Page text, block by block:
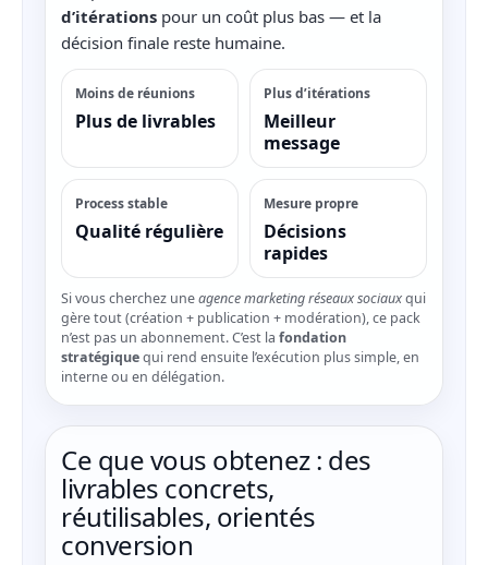
d’itérations pour un coût plus bas — et la
décision finale reste humaine.
Moins de réunions
Plus de livrables
Plus d’itérations
Meilleur
message
Process stable
Qualité régulière
Mesure propre
Décisions
rapides
Si vous cherchez uneagence marketing réseaux sociauxqui
gère tout (création + publication + modération), ce pack
n’est pas un abonnement. C’est la fondation
stratégiquequi rend ensuite l’exécution plus simple, en
interne ou en délégation.
Ce que vous obtenez : des
livrables concrets,
réutilisables, orientés
conversion